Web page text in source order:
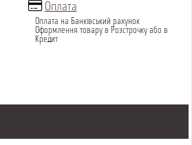
Оплата
Оплата на Банківський рахунок
Оформлення товару в Розстрочку або в
Кредит